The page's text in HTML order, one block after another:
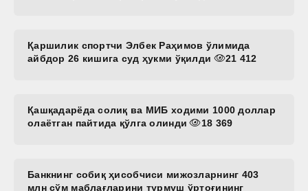
Қаршилик спортчи Элбек Раҳимов ўлимида
айбдор 26 кишига суд ҳукми ўқилди
21 412
Қашқадарёда солиқ ва МИБ ходими 1000 доллар
олаётган пайтида қўлга олинди
18 369
Банкнинг собиқ ҳисобчиси мижозларнинг 403
млн сўм маблағларини турмуш ўртоғининг